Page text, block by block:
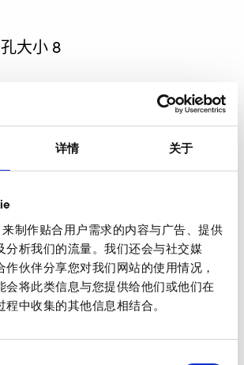
详情 关于
制作贴合用户需求的内容与广告、提供
分析我们的流量。我们还会与社交媒
伙伴分享您对我们网站的使用情况，
会将此类信息与您提供给他们或他们在
中收集的其他信息相结合。
大小 8